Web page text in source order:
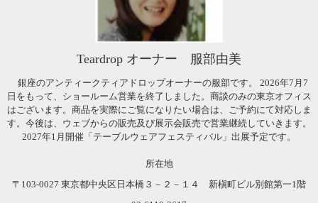
Teardrop オーナー 服部由美
銀座のアンティークティアドロップオーナーの服部です。 2026年7月7
日をもって、ショールーム営業を終了しました。商談のみの東京オフィス
はございます。商品を実際にご覧になりたい場合は、ご予約にて対応しま
す。今後は、ウェブからの販売及び展示会販売で営業継続していきます。
2027年1月開催「テーブルウェアフェスティバル」出展予定です。
所在地
〒103-0027 東京都中央区日本橋３－２－１４ 新槇町ビル別館第一1階